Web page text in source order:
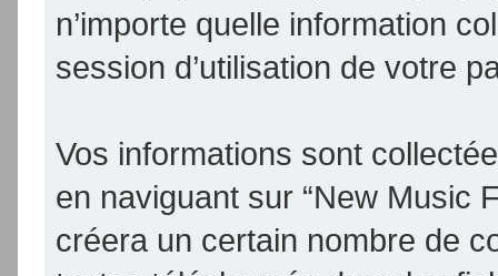
n’importe quelle information
session d’utilisation de votre
Vos informations sont
en naviguant sur “New Music
créera un certain nombre de